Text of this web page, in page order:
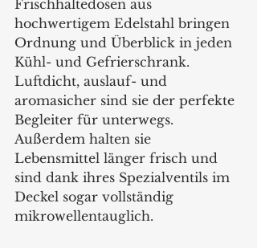
Frischhaltedosen aus
hochwertigem Edelstahl bringen
Ordnung und Überblick in jeden
Kühl- und Gefrierschrank.
Luftdicht, auslauf- und
aromasicher sind sie der perfekte
Begleiter für unterwegs.
Außerdem halten sie
Lebensmittel länger frisch und
sind dank ihres Spezialventils im
Deckel sogar vollständig
mikrowellentauglich.